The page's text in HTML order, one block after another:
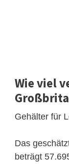
Wie viel
Gehälter für
Das
beträgt